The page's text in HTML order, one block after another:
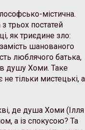
містична.
трьох постатей
як триєдине зло:
шанованого
люблячого батька,
душу Хоми. Таке
не тільки мистецькі, а
де душа Хоми (Ілля
а із спокусою? Та